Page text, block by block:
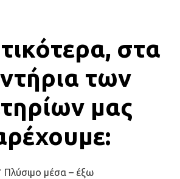
στα
των
μας
Πλύσιμο μέσα – έξω